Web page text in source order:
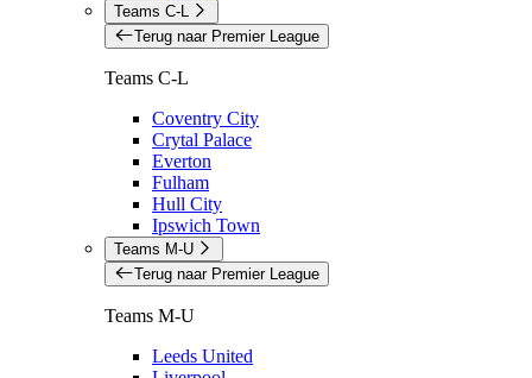
Teams C-L
Terug naar Premier League
Teams C-L
Coventry City
Crytal Palace
Everton
Fulham
Hull City
Ipswich Town
Teams M-U
Terug naar Premier League
Teams M-U
Leeds United